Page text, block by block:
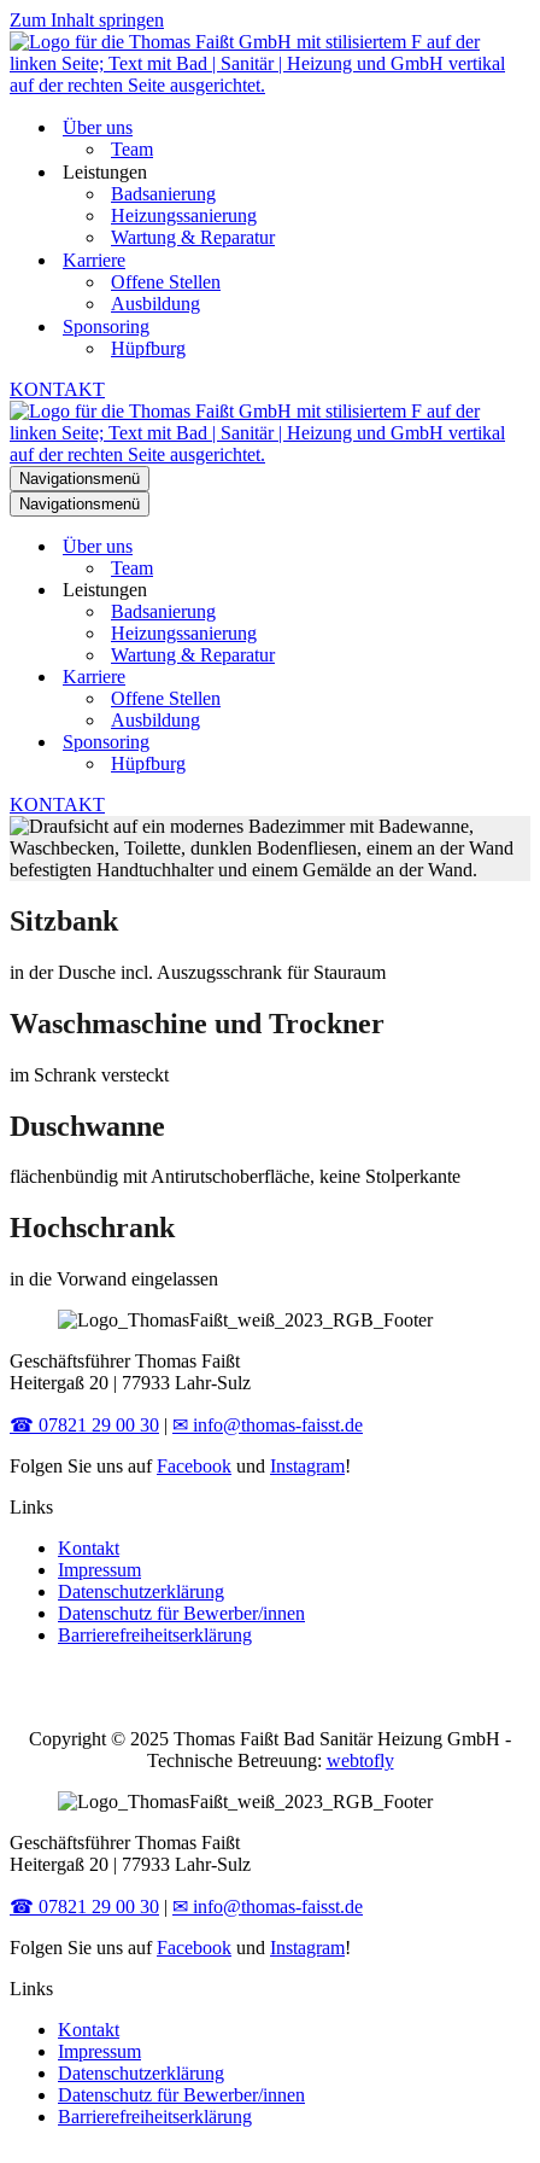
Zum Inhalt springen
Über uns
Team
Leistungen
Badsanierung
Heizungssanierung
Wartung & Reparatur
Karriere
Offene Stellen
Ausbildung
Sponsoring
Hüpfburg
KONTAKT
Navigationsmenü
Navigationsmenü
Über uns
Team
Leistungen
Badsanierung
Heizungssanierung
Wartung & Reparatur
Karriere
Offene Stellen
Ausbildung
Sponsoring
Hüpfburg
KONTAKT
Sitzbank
in der Dusche incl. Auszugsschrank für Stauraum
Waschmaschine und Trockner
im Schrank versteckt
Duschwanne
flächenbündig mit Antirutschoberfläche, keine Stolperkante
Hochschrank
in die Vorwand eingelassen
Geschäftsführer Thomas Faißt
Heitergaß 20 | 77933 Lahr-Sulz
☎ 07821 29 00 30 | ✉ info@thomas-faisst.de
Folgen Sie uns aufFacebook und Instagram!
Links
Kontakt
Impressum
Datenschutzerklärung
Datenschutz für Bewerber/innen
Barrierefreiheitserklärung
Copyright © 2025 Thomas Faißt Bad Sanitär Heizung GmbH -
Technische Betreuung: webtofly
Geschäftsführer Thomas Faißt
Heitergaß 20 | 77933 Lahr-Sulz
☎ 07821 29 00 30 | ✉ info@thomas-faisst.de
Folgen Sie uns aufFacebook und Instagram!
Links
Kontakt
Impressum
Datenschutzerklärung
Datenschutz für Bewerber/innen
Barrierefreiheitserklärung